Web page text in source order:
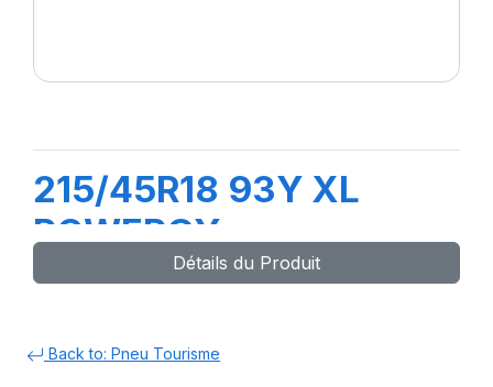
215/45R18 93Y XL
POWERGY
Détails du Produit
Back to: Pneu Tourisme